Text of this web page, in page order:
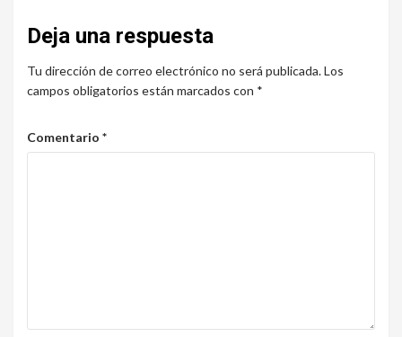
Deja una respuesta
Tu dirección de correo electrónico no será publicada.Los
campos obligatorios están marcados con *
Comentario *